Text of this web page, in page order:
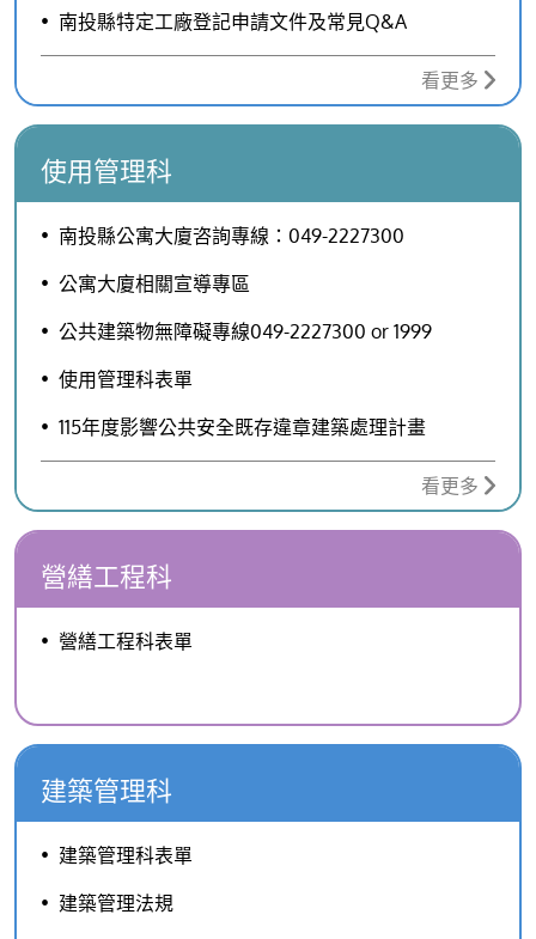
南投縣特定工廠登記申請文件及常見Q&A
看更多
使用管理科
南投縣公寓大廈咨詢專線：049-2227300
公寓大廈相關宣導專區
公共建築物無障礙專線049-2227300 or 1999
使用管理科表單
115年度影響公共安全既存違章建築處理計畫
看更多
營繕工程科
營繕工程科表單
建築管理科
建築管理科表單
建築管理法規